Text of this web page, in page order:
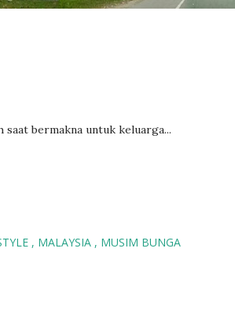
bermakna untuk keluarga...
MALAYSIA
MUSIM BUNGA